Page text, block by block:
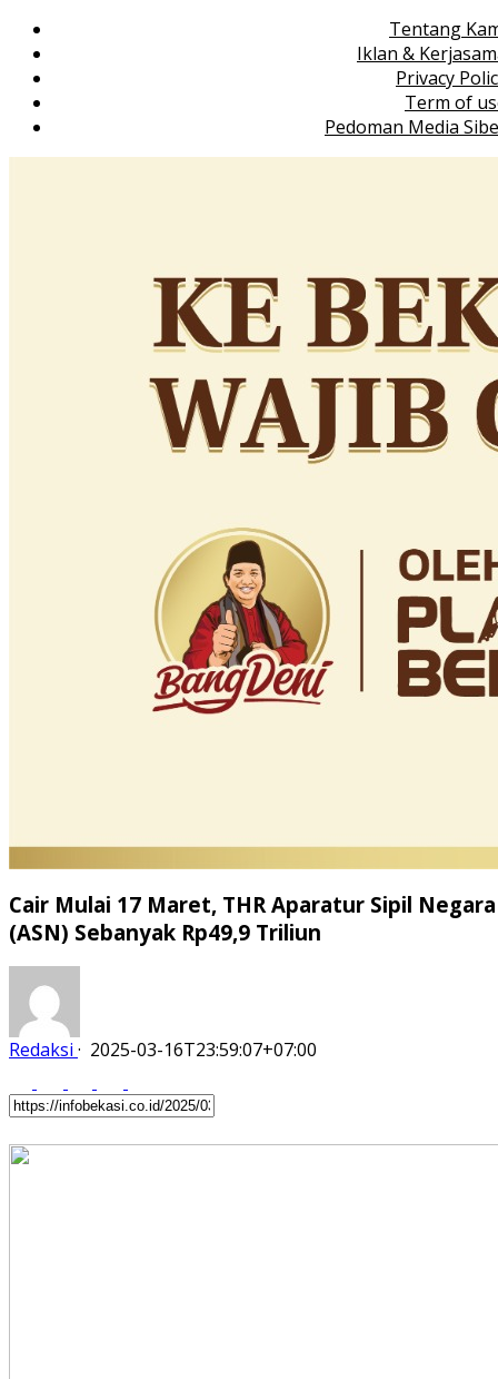
Tentang
Iklan &
Privacy
Term of
Pedoman Media
Cair Mulai 17 Maret, THR Aparatur Sipil Negara
(ASN) Sebanyak Rp49,9 Triliun
Redaksi · 2025-03-16T23:59:07+07:00